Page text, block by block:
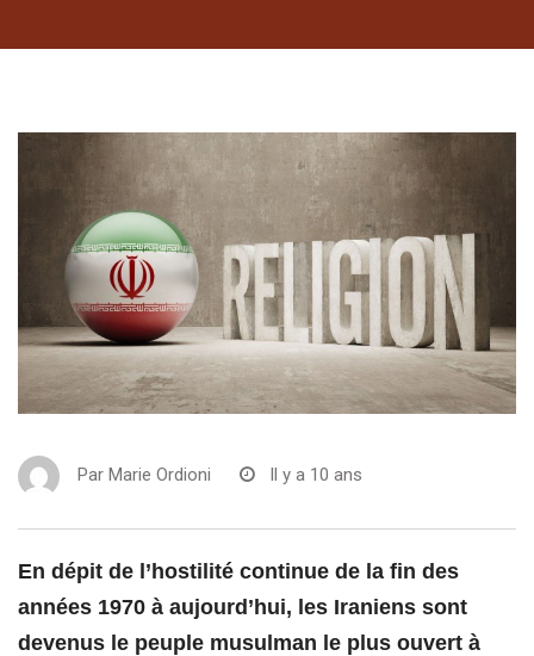
Par Marie Ordioni Il y a 10 ans
En dépit de l’hostilité continue de la fin des
années 1970 à aujourd’hui, les Iraniens sont
devenus le peuple musulman le plus ouvert à